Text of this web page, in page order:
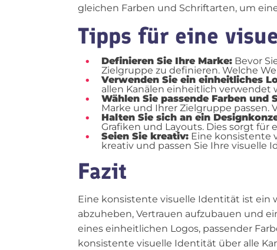
gleichen Farben und Schriftarten, um
Tipps für eine
Definieren Sie Ihre Marke: Bevor
Zielgruppe zu definieren. Welche
Verwenden Sie ein einheitliches
allen Kanälen einheitlich verwendet
Wählen Sie passende Farben und
Marke und Ihrer Zielgruppe passen.
Halten Sie sich an ein
Grafiken und Layouts. Dies sorgt
Seien Sie kreativ: Eine konsistente
kreativ und passen Sie Ihre visuelle
Fazit
Eine konsistente visuelle Identität ist ein
abzuheben, Vertrauen aufzubauen und
eines einheitlichen Logos, passender
konsistente visuelle Identität über alle